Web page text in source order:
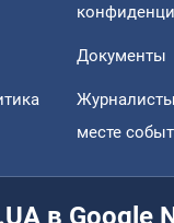
Документы
месте
в Google